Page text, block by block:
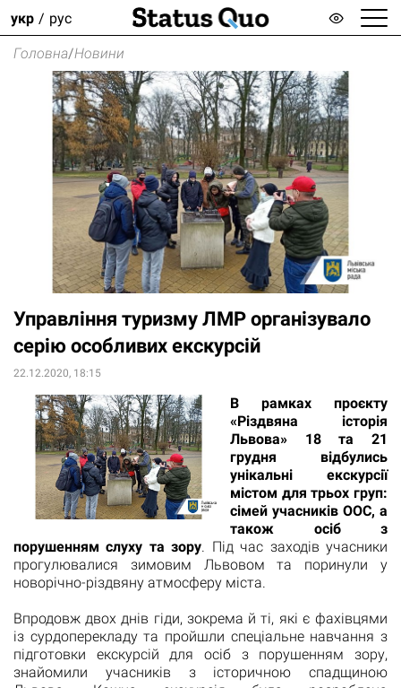
укр рус
Головна/Новини
Управління туризму ЛМР організувало
серію особливих екскурсій
22.12.2020, 18:15
В рамках проєкту
«Різдвяна історія
Львова» 18 та 21
грудня відбулись
унікальні екскурсії
містом для трьох груп:
сімей учасників ООС, а
також осіб з
порушенням слуху та зору. Під час заходів учасники
прогулювалися зимовим Львовом та поринули у
новорічно-різдвяну атмосферу міста.
Впродовж двох днів гіди, зокрема й ті, які є фахівцями
із сурдоперекладу та пройшли спеціальне навчання з
підготовки екскурсій для осіб з порушенням зору,
знайомили учасників з історичною спадщиною